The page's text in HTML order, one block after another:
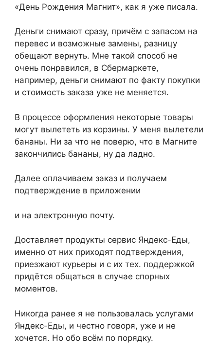
«День Рождения Магнит», как я уже писала.
Деньги снимают сразу, причём с запасом на
перевес и возможные замены, разницу
обещают вернуть. Мне такой способ не
очень понравился, в Сбермаркете,
например, деньги снимают по факту покупки
и стоимость заказа уже не меняется.
В процессе оформления некоторые товары
могут вылететь из корзины. У меня вылетели
бананы. Ни за что не поверю, что в Магните
закончились бананы, ну да ладно.
Далее оплачиваем заказ и получаем
подтверждение в приложении
и на электронную почту.
Доставляет продукты сервис Яндекс-Еды,
именно от них приходят подтверждения,
приезжают курьеры и с их тех. поддержкой
придётся общаться в случае спорных
моментов.
Никогда ранее я не пользовалась услугами
Яндекс-Еды, и честно говоря, уже и не
хочется. Но обо всём по порядку.